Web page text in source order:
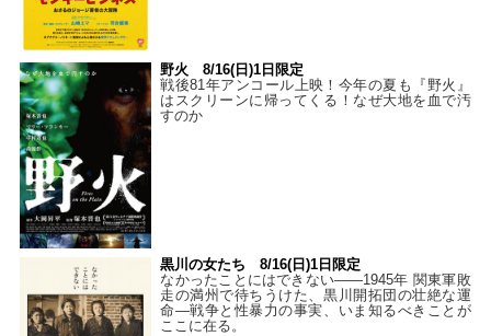
野火 8/16(日)1日限定
戦後81年アンコール上映！今年の夏も『野火』
はスクリーンに帰ってくる！なぜ大地を血で汚
すのか
黒川の女たち 8/16(日)1日限定
なかったことにはできない——1945年 関東軍敗
走の満州で待ちうけた、黒川開拓団の壮絶な運
命―戦争と性暴力の事実、いま知るべきことが
ここに在る。